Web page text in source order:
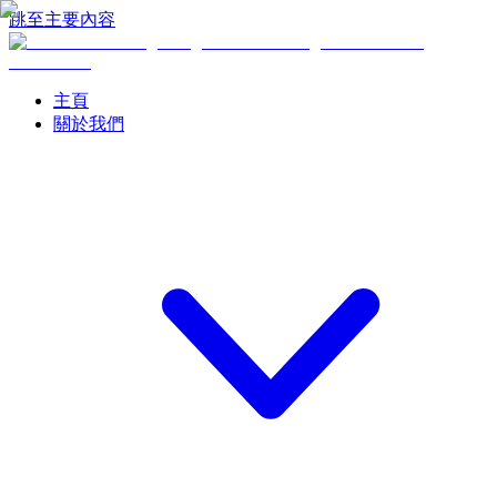
跳至主要內容
主頁
關於我們